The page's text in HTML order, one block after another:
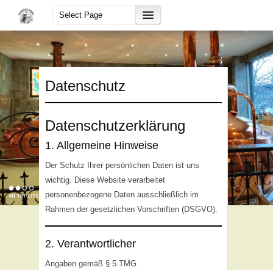
Datenschutz
Datenschutzerklärung
1. Allgemeine Hinweise
Der Schutz Ihrer persönlichen Daten ist uns
wichtig. Diese Website verarbeitet
personenbezogene Daten ausschließlich im
Rahmen der gesetzlichen Vorschriften (DSGVO).
2. Verantwortlicher
Angaben gemäß § 5 TMG